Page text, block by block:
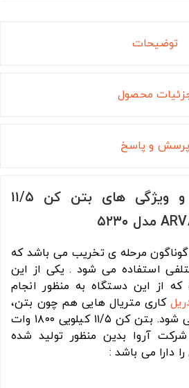
توضیحات
محصول
پرسش و پاسخ
بررسی مشخصات و ویژگی های بتن کن ۱۱/۵
گوناگون مرحله ی تخریب می باشد که
استفاده می شود . یکی از این
از این دستگاه به منظور انجام
کاری متریال هایی هم چون بتن،
سنگ و آجر استفاده می شود. بتن کن ۱۱/۵ کیلویی ۱۸۰۰ وات
شرکت آروا بدین منظور تولید شده
دارا می باشد :